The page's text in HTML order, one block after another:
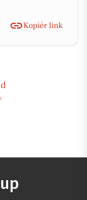
Kopiér link